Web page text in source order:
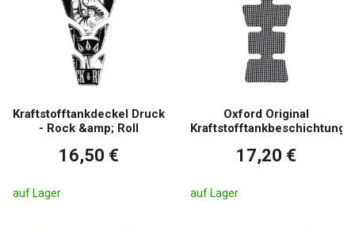
Kraftstofftankdeckel Druck
- Rock &amp; Roll
16,50 €
auf Lager
Oxford Original
Kraftstofftankbeschichtung
17,20 €
auf Lager